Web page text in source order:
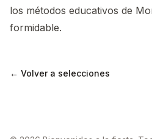
los métodos educativos de
formidable.
← Volver a selecciones